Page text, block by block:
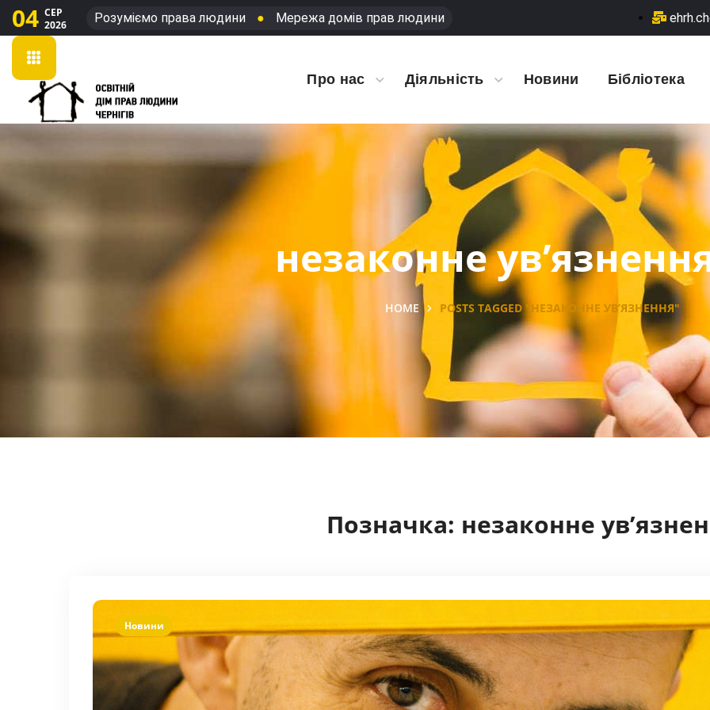
04 СЕР
2026
Розуміємо права людини ● Мережа домів прав людини
Про нас Діяльність Новини Бібліотека
незаконне
HOME POSTS TAGGED "НЕЗАКОННЕ УВ’ЯЗНЕННЯ"
Позначка: незаконне
Новини